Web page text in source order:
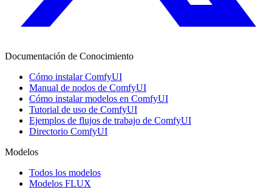
Documentación de Conocimiento
Cómo instalar ComfyUI
Manual de nodos de ComfyUI
Cómo instalar modelos en ComfyUI
Tutorial de uso de ComfyUI
Ejemplos de flujos de trabajo de ComfyUI
Directorio ComfyUI
Modelos
Todos los modelos
Modelos FLUX